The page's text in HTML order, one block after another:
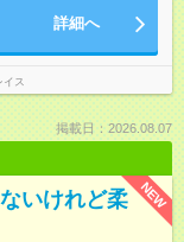
詳細へ
イス
掲載日：2026.08.07
NEW
いけれど柔